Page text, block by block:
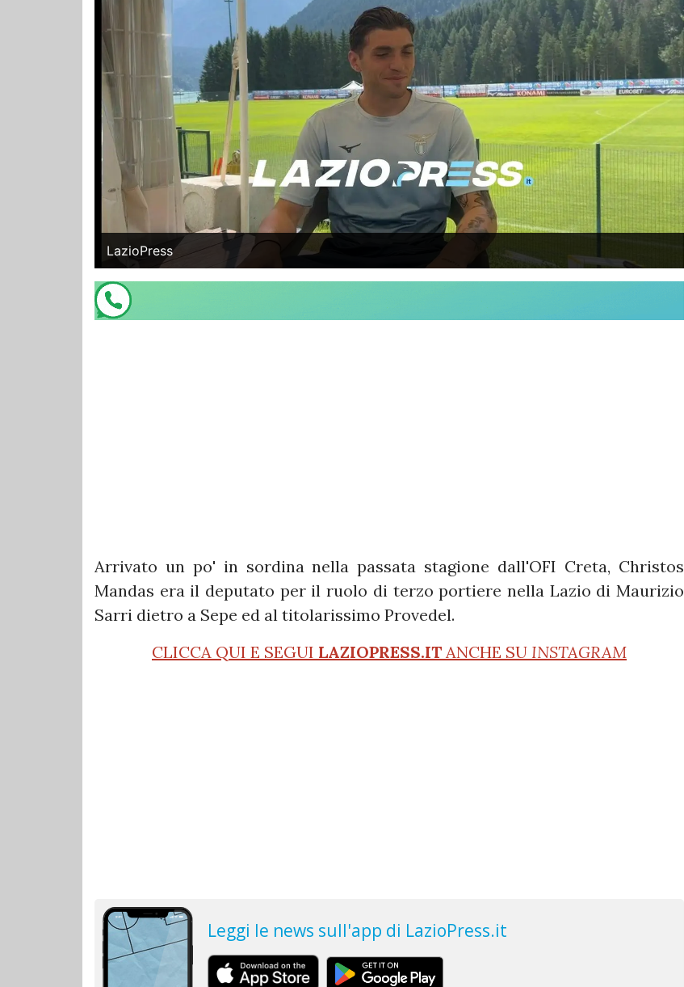
LazioPress
Arrivato un po' in sordina nella passata stagione dall'OFI Creta, Christos
Mandas era il deputato per il ruolo di terzo portiere nella Lazio di Maurizio
Sarri dietro a Sepe ed al titolarissimo Provedel.
CLICCA QUI E SEGUI LAZIOPRESS.IT ANCHE SU INSTAGRAM